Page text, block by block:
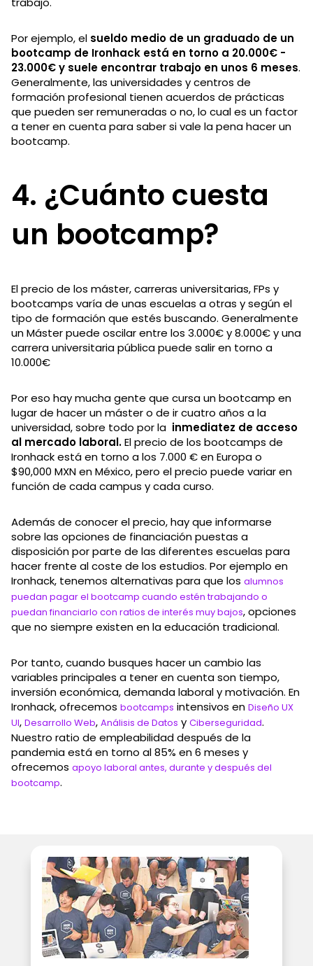
Por ejemplo, el sueldo medio de un graduado de un
bootcamp de Ironhack está en torno a 20.000€ -
23.000€ y suele encontrar trabajo en unos 6 meses.
Generalmente, las universidades y centros de
formación profesional tienen acuerdos de prácticas
que pueden ser remuneradas o no, lo cual es un factor
a tener en cuenta para saber si vale la pena hacer un
bootcamp.
4. ¿Cuánto cuesta
un bootcamp?
El precio de los máster, carreras universitarias, FPs y
bootcamps varía de unas escuelas a otras y según el
tipo de formación que estés buscando. Generalmente
un Máster puede oscilar entre los 3.000€ y 8.000€ y una
carrera universitaria pública puede salir en torno a
10.000€
Por eso hay mucha gente que cursa un bootcamp en
lugar de hacer un máster o de ir cuatro años a la
universidad, sobre todo por la inmediatez de acceso
al mercado laboral.El precio de los bootcamps de
Ironhack está en torno a los 7.000 € en Europa o
$90,000 MXN en México, pero el precio puede variar en
función de cada campus y cada curso.
Además de conocer el precio, hay que informarse
sobre las opciones de financiación puestas a
disposición por parte de las diferentes escuelas para
hacer frente al coste de los estudios. Por ejemplo en
Ironhack, tenemos alternativas para que los alumnos
puedan pagar el bootcamp cuando estén trabajando o
puedan financiarlo con ratios de interés muy bajos, opciones
que no siempre existen en la educación tradicional.
Por tanto, cuando busques hacer un cambio las
variables principales a tener en cuenta son tiempo,
inversión económica, demanda laboral y motivación. En
Ironhack, ofrecemos bootcamps intensivos en Diseño UX
UI, Desarrollo Web, Análisis de Datos y Ciberseguridad.
Nuestro ratio de empleabilidad después de la
pandemia está en torno al 85% en 6 meses y
ofrecemos apoyo laboral antes, durante y después del
bootcamp.